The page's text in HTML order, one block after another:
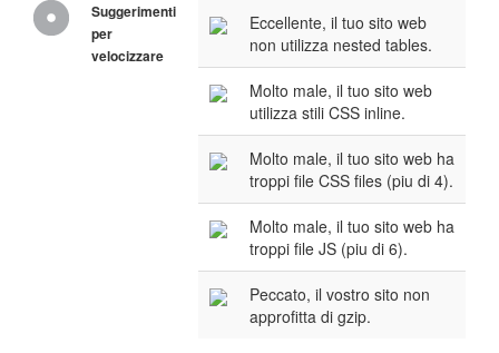
Suggerimenti
per
velocizzare
Eccellente, il tuo sito web
non utilizza nested tables.
Molto male, il tuo sito web
utilizza stili CSS inline.
Molto male, il tuo sito web ha
troppi file CSS files (piu di 4).
Molto male, il tuo sito web ha
troppi file JS (piu di 6).
Peccato, il vostro sito non
approfitta di gzip.